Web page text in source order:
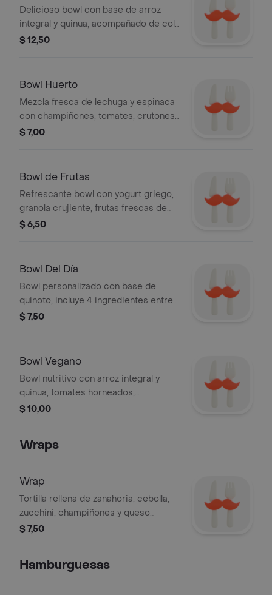
Delicioso bowl con base de arroz
integral y quinua, acompañado de col
morada crujiente, pepinillos, aguacate
un toque fresco de eneldo y limón,
$ 12,50
Bowl Huerto
Mezcla fresca de lechuga y espinaca
con champiñones, tomates, crutones
crocantes, aceitunas, arándanos y
elegir
$ 7,00
Bowl de Frutas
Refrescante bowl con yogurt griego,
granola crujiente, frutas frescas de
temporada, frutos secos,
$ 6,50
Bowl Del Día
Bowl personalizado con base de
quinoto, incluye 4 ingredientes entre
granos, frutas, verduras y proteína
$ 7,50
Bowl Vegano
Bowl nutritivo con arroz integral y
quinua, tomates horneados,
garbanzos, aguacate, champiñones,
bebida a elegir
$ 10,00
Wraps
Wrap
Tortilla rellena de zanahoria, cebolla,
zucchini, champiñones y queso
derretido. Incluye proteína y bebida a
$ 7,50
Hamburguesas